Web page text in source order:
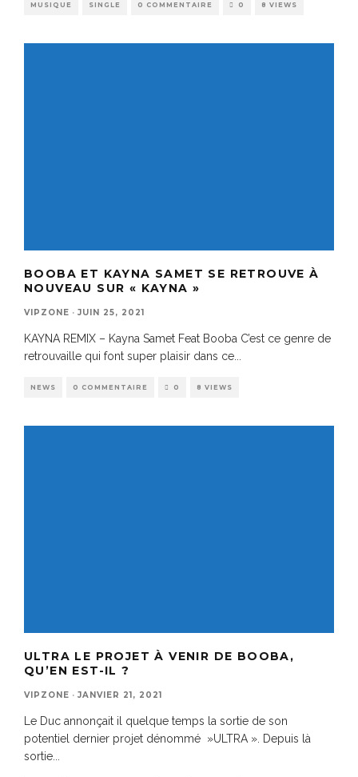
MUSIQUE SINGLE 0 COMMENTAIRE 0 8 VIEWS
BOOBA ET KAYNA SAMET SE RETROUVE À
NOUVEAU SUR « KAYNA »
VIPZONE · JUIN 25, 2021
KAYNA REMIX – Kayna Samet Feat Booba C’est ce genre de
retrouvaille qui font super plaisir dans ce
NEWS 0 COMMENTAIRE 0 8 VIEWS
ULTRA LE PROJET À VENIR DE BOOBA,
QU’EN EST-IL ?
VIPZONE · JANVIER 21, 2021
Le Duc annonçait il quelque temps la sortie de son
potentiel dernier projet dénommé »ULTRA ». Depuis là
sortie